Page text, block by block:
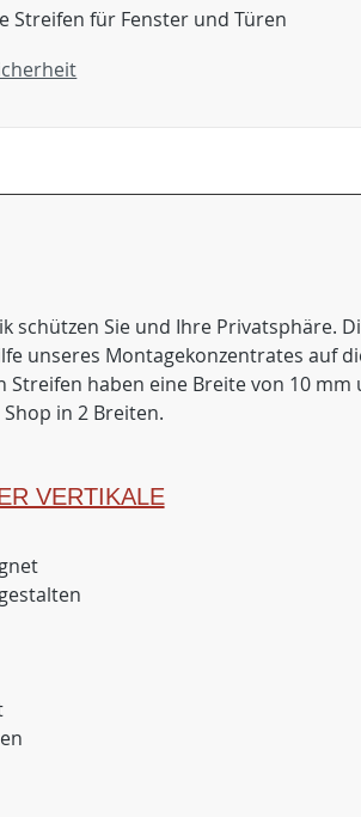
Streifen für Fenster und Türen
schützen Sie und Ihre Privatsphäre.
unseres Montagekonzentrates auf
haben eine Breite von 10 mm
in 2 Breiten.
VERTIKALE